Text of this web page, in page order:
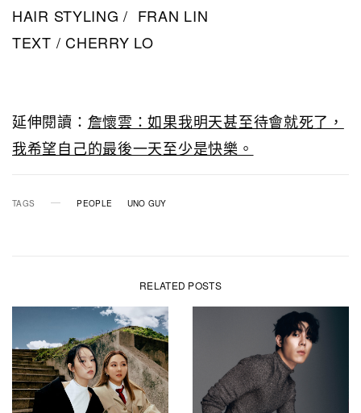
HAIR STYLING / FRAN LIN
TEXT / CHERRY LO
延伸閱讀： 詹懷雲：如果我明天甚至待會就死了，
我希望自己的最後一天至少是快樂。
TAGS PEOPLE UNO GUY
RELATED POSTS